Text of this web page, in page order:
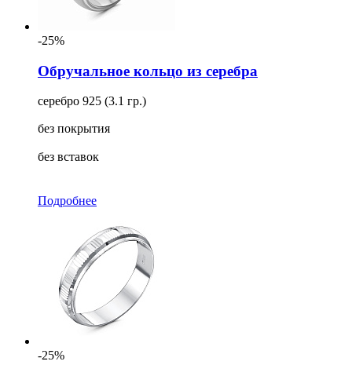
-25%
Обручальное кольцо из серебра
серебро 925 (3.1 гр.)
без покрытия
без вставок
Подробнее
-25%